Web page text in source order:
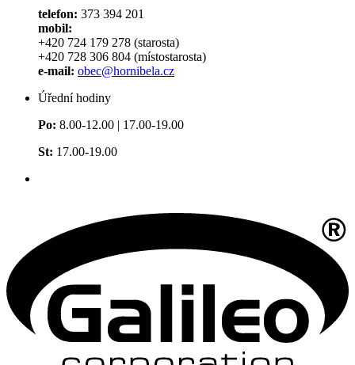
telefon: 373 394 201
mobil:
+420 724 179 278 (starosta)
+420 728 306 804 (místostarosta)
e-mail: obec@hornibela.cz
Úřední hodiny
Po: 8.00-12.00 | 17.00-19.00
St: 17.00-19.00